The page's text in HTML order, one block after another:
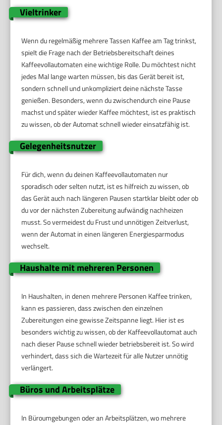
Vieltrinker
Wenn du regelmäßig mehrere Tassen Kaffee am Tag trinkst,
spielt die Frage nach der Betriebsbereitschaft deines
Kaffeevollautomaten eine wichtige Rolle. Du möchtest nicht
jedes Mal lange warten müssen, bis das Gerät bereit ist,
sondern schnell und unkompliziert deine nächste Tasse
genießen. Besonders, wenn du zwischendurch eine Pause
machst und später wieder Kaffee möchtest, ist es praktisch
zu wissen, ob der Automat schnell wieder einsatzfähig ist.
Gelegenheitsnutzer
Für dich, wenn du deinen Kaffeevollautomaten nur
sporadisch oder selten nutzt, ist es hilfreich zu wissen, ob
das Gerät auch nach längeren Pausen startklar bleibt oder ob
du vor der nächsten Zubereitung aufwändig nachheizen
musst. So vermeidest du Frust und unnötigen Zeitverlust,
wenn der Automat in einen längeren Energiesparmodus
wechselt.
Haushalte mit mehreren Personen
In Haushalten, in denen mehrere Personen Kaffee trinken,
kann es passieren, dass zwischen den einzelnen
Zubereitungen eine gewisse Zeitspanne liegt. Hier ist es
besonders wichtig zu wissen, ob der Kaffeevollautomat auch
nach dieser Pause schnell wieder betriebsbereit ist. So wird
verhindert, dass sich die Wartezeit für alle Nutzer unnötig
verlängert.
Büros und Arbeitsplätze
In Büroumgebungen oder an Arbeitsplätzen, wo mehrere